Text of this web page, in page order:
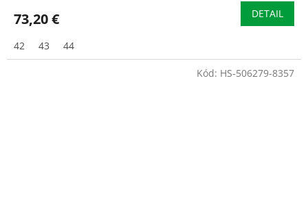
73,20 € DETAIL
42 43 44
Kód: HS-506279-8357